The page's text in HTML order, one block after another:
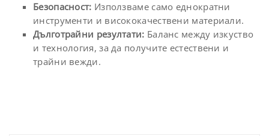
Безопасност: Използваме само еднократни
инструменти и висококачествени материали.
Дълготрайни резултати: Баланс между изкуство
и технология, за да получите естествени и
трайни вежди.